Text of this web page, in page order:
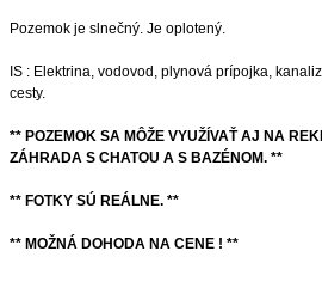
Pozemok je slnečný. Je oplotený.
IS : Elektrina, vodovod, plynová prípojka,
cesty.
** POZEMOK SA MÔŽE VYUŽÍVAŤ AJ NA
ZÁHRADA S CHATOU A S BAZÉNOM. **
** FOTKY SÚ REÁLNE. **
** MOŽNÁ DOHODA NA CENE ! **